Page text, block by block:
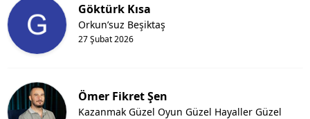
Göktürk Kısa
27 Şubat 2026
Orkun’suz Beşiktaş
Ömer Fikret Şen
Kazanmak Güzel Oyun Güzel Hayaller Güzel